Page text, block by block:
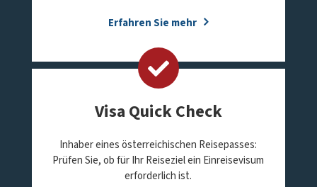
Erfahren Sie mehr
Visa Quick Check
Inhaber eines österreichischen Reisepasses:
Prüfen Sie, ob für Ihr Reiseziel ein Einreisevisum
erforderlich ist.